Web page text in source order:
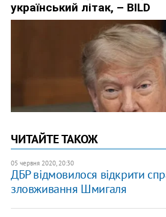
ЧИТАЙТЕ ТАКОЖ
05 червня 2020, 20:30
ДБР відмовилося відкрити
зловживання Шмигаля